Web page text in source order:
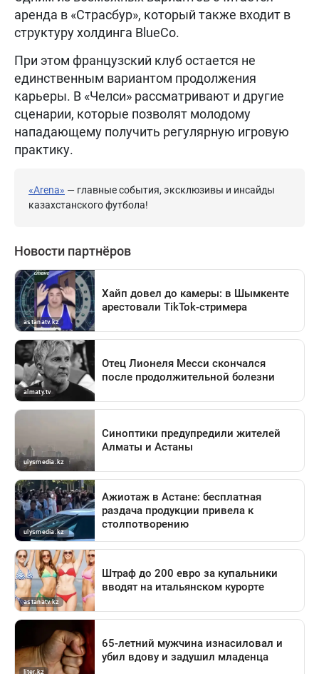
аренда в «Страсбур», который также входит в
структуру холдинга BlueCo.
При этом французский клуб остается не
единственным вариантом продолжения
карьеры. В «Челси» рассматривают и другие
сценарии, которые позволят молодому
нападающему получить регулярную игровую
практику.
«Arena» — главные события, эксклюзивы и инсайды
казахстанского футбола!